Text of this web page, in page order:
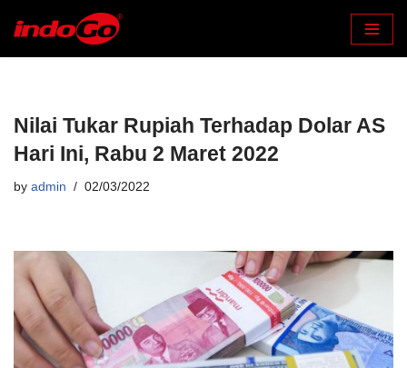
Nilai Tukar Rupiah Terhadap Dolar AS
Hari Ini, Rabu 2 Maret 2022
by admin 02/03/2022